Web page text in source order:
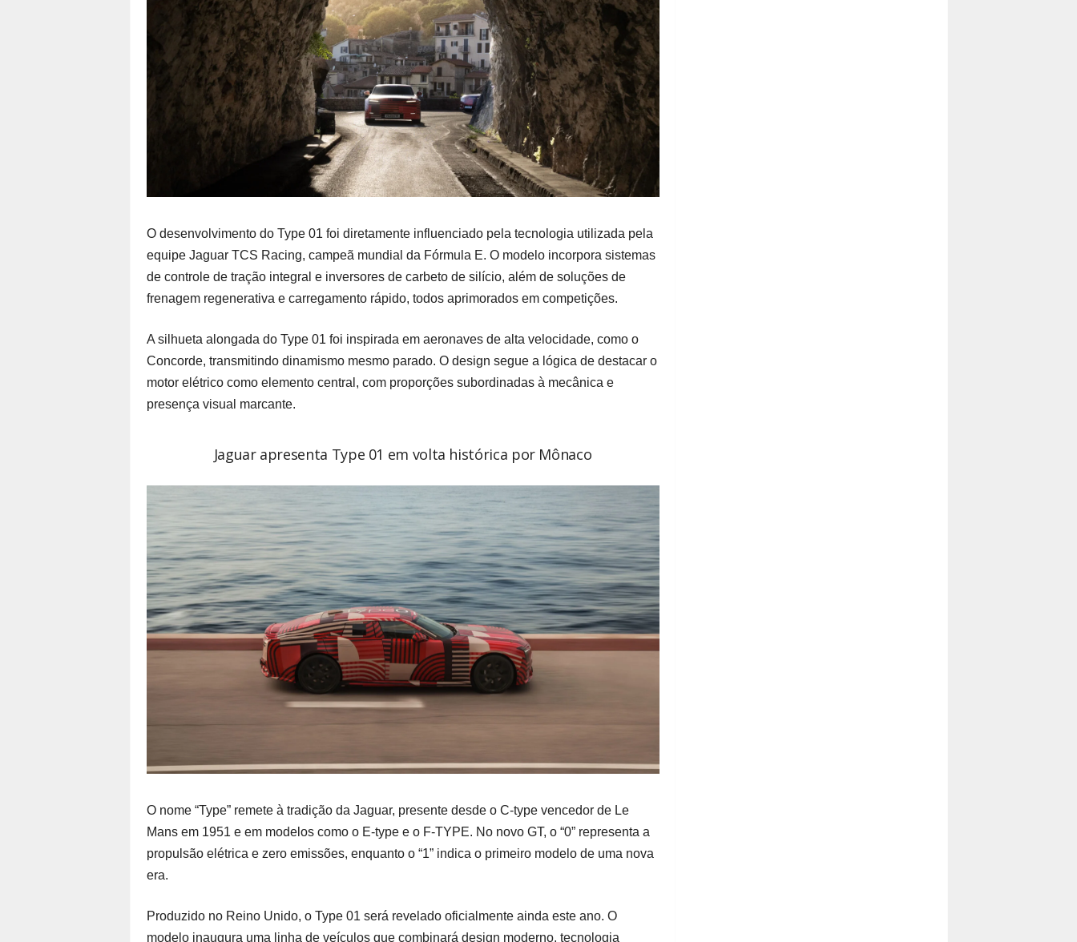
O desenvolvimento do Type 01 foi diretamente influenciado pela tecnologia utilizada pela
equipe Jaguar TCS Racing, campeã mundial da Fórmula E. O modelo incorpora sistemas
de controle de tração integral e inversores de carbeto de silício, além de soluções de
frenagem regenerativa e carregamento rápido, todos aprimorados em competições.
A silhueta alongada do Type 01 foi inspirada em aeronaves de alta velocidade, como o
Concorde, transmitindo dinamismo mesmo parado. O design segue a lógica de destacar o
motor elétrico como elemento central, com proporções subordinadas à mecânica e
presença visual marcante.
Jaguar apresenta Type 01 em volta histórica por Mônaco
O nome “Type” remete à tradição da Jaguar, presente desde o C-type vencedor de Le
Mans em 1951 e em modelos como o E-type e o F-TYPE. No novo GT, o “0” representa a
propulsão elétrica e zero emissões, enquanto o “1” indica o primeiro modelo de uma nova
era.
Produzido no Reino Unido, o Type 01 será revelado oficialmente ainda este ano. O
modelo inaugura uma linha de veículos que combinará design moderno, tecnologia